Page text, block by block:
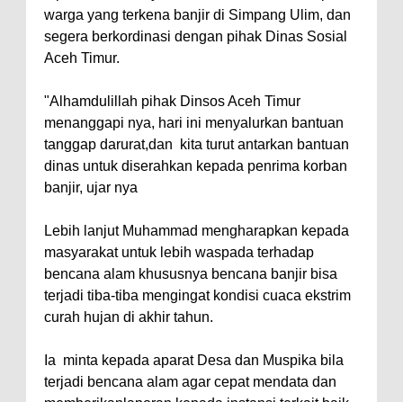
warga yang terkena banjir di Simpang Ulim, dan
segera berkordinasi dengan pihak Dinas Sosial
Aceh Timur.
"Alhamdulillah pihak Dinsos Aceh Timur
menanggapi nya, hari ini menyalurkan bantuan
tanggap darurat,dan kita turut antarkan bantuan
dinas untuk diserahkan kepada penrima korban
banjir, ujar nya
Lebih lanjut Muhammad mengharapkan kepada
masyarakat untuk lebih waspada terhadap
bencana alam khususnya bencana banjir bisa
terjadi tiba-tiba mengingat kondisi cuaca ekstrim
curah hujan di akhir tahun.
Ia minta kepada aparat Desa dan Muspika bila
terjadi bencana alam agar cepat mendata dan